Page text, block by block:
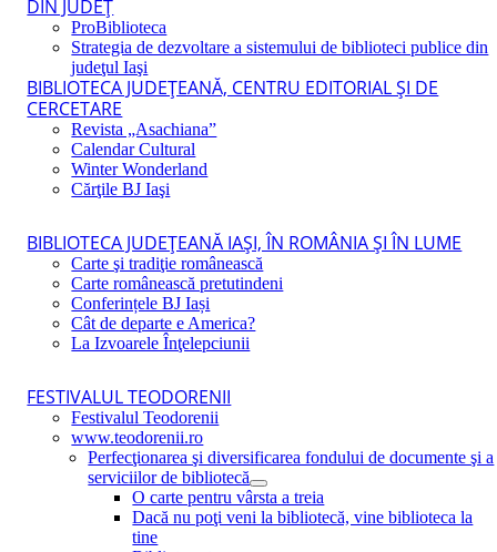
DIN JUDEŢ
ProBiblioteca
Strategia de dezvoltare a sistemului de biblioteci publice din
judeţul Iaşi
BIBLIOTECA JUDEŢEANĂ, CENTRU EDITORIAL ŞI DE
CERCETARE
Revista „Asachiana”
Calendar Cultural
Winter Wonderland
Cărţile BJ Iaşi
BIBLIOTECA JUDEŢEANĂ IAŞI, ÎN ROMÂNIA ŞI ÎN LUME
Carte şi tradiţie românească
Carte românească pretutindeni
Conferințele BJ Iași
Cât de departe e America?
La Izvoarele Înţelepciunii
FESTIVALUL TEODORENII
Festivalul Teodorenii
www.teodorenii.ro
Perfecţionarea şi diversificarea fondului de documente şi a
serviciilor de bibliotecă
O carte pentru vârsta a treia
Dacă nu poţi veni la bibliotecă, vine biblioteca la
tine